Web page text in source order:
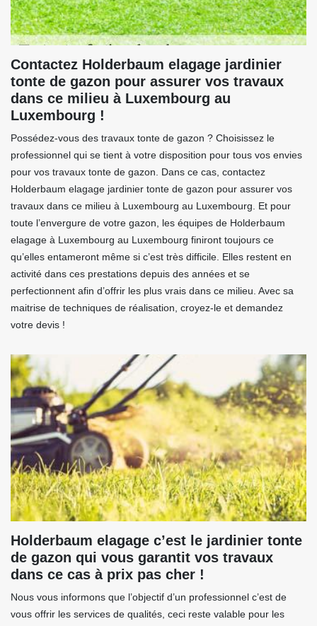
Contactez Holderbaum elagage jardinier
tonte de gazon pour assurer vos travaux
dans ce milieu à Luxembourg au
Luxembourg !
Possédez-vous des travaux tonte de gazon ? Choisissez le
professionnel qui se tient à votre disposition pour tous vos envies
pour vos travaux tonte de gazon. Dans ce cas, contactez
Holderbaum elagage jardinier tonte de gazon pour assurer vos
travaux dans ce milieu à Luxembourg au Luxembourg. Et pour
toute l’envergure de votre gazon, les équipes de Holderbaum
elagage à Luxembourg au Luxembourg finiront toujours ce
qu’elles entameront même si c’est très difficile. Elles restent en
activité dans ces prestations depuis des années et se
perfectionnent afin d’offrir les plus vrais dans ce milieu. Avec sa
maitrise de techniques de réalisation, croyez-le et demandez
votre devis !
Holderbaum elagage c’est le jardinier tonte
de gazon qui vous garantit vos travaux
dans ce cas à prix pas cher !
Nous vous informons que l’objectif d’un professionnel c’est de
vous offrir les services de qualités, ceci reste valable pour les